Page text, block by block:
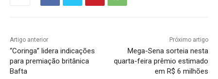
Artigo anterior
“Coringa” lidera indicações
para premiação britânica
Bafta
Próximo artigo
Mega-Sena sorteia nesta
quarta-feira prêmio estimado
em R$ 6 milhões